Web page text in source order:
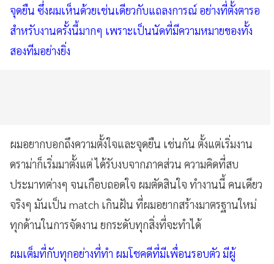
จุดยืน ซึ่งผมเห็นด้วยเช่นเดียวกับแถลงการณ์ อย่างที่ตั้งตารอ
สำหรับงานครั้งนี้มากๆ เพราะเป็นนัดที่มีความหมายของทั้ง
สองทีมอย่างยิ่ง
ผมอยากบอกถึงความตั้งใจและจุดยืน เช่นกัน ตั้งแต่เริ่มงาน
ดราม่าก็เริ่มมาตั้งแต่ ได้รับงบจากภาคส่วน ความคิดที่สบ
ประมาทต่างๆ จนเกือบถอดใจ ผมตัดสินใจ ทำงานนี้ คนเดียว
จริงๆ มันเป็น match เกินฝัน ที่ผมอยากสร้างมาตรฐานใหม่
ทุกด้านในการจัดงาน ยกระดับทุกสิ่งที่จะทำได้
ผมเต็มที่กับทุกอย่างที่ทำ ผมโชคดีที่มีเพื่อนรอบตัว มีผู้